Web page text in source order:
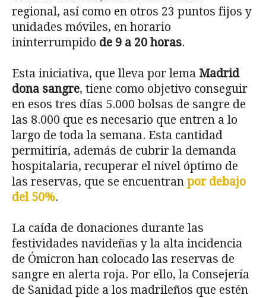
regional, así como en otros 23 puntos fijos y
unidades móviles, en horario
ininterrumpido de 9 a 20 horas.
Esta iniciativa, que lleva por lema Madrid
dona sangre, tiene como objetivo conseguir
en esos tres días 5.000 bolsas de sangre de
las 8.000 que es necesario que entren a lo
largo de toda la semana. Esta cantidad
permitiría, además de cubrir la demanda
hospitalaria, recuperar el nivel óptimo de
las reservas, que se encuentran por debajo
del 50%.
La caída de donaciones durante las
festividades navideñas y la alta incidencia
de Ómicron han colocado las reservas de
sangre en alerta roja. Por ello, la Consejería
de Sanidad pide a los madrileños que estén